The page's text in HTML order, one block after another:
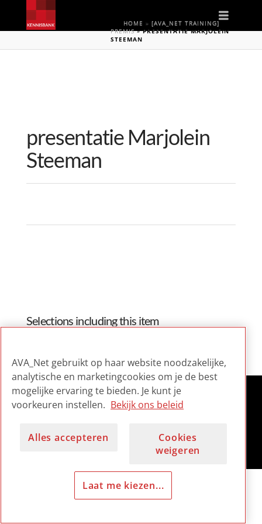
HOME » [AVA_NET TRAINING]
PREMIS»PRESENTATIE MARJOLEIN
STEEMAN
presentatie Marjolein
Steeman
Selections including this item
AVA_Net gebruikt op haar website noodzakelijke,
analytische en marketingcookies om je de best
mogelijke ervaring te bieden. Je kunt je
voorkeuren instellen. Bekijk ons beleid
Alles accepteren
Cookies
weigeren
Laat me kiezen...